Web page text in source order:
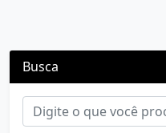
Busca